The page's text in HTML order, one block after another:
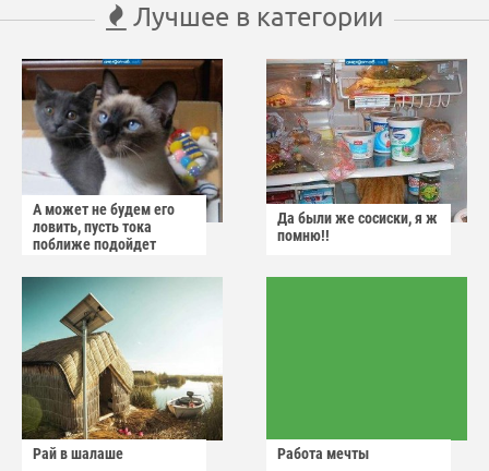
Лучшее в категории
А может не будем его
ловить, пусть тока
поближе подойдет
Да были же сосиски, я ж
помню!!
Рай в шалаше Работа мечты